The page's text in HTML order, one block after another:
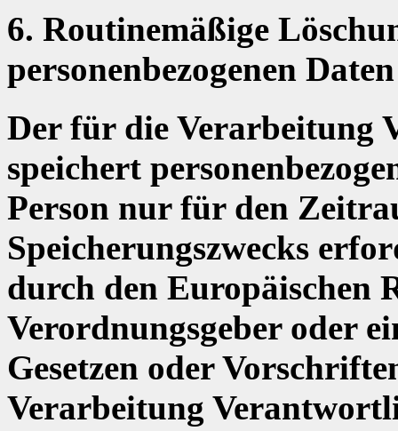
6. Routinemäßige
personenbezogenen Daten
Der für die Verarbeitung
speichert
Person nur für den
Speicherungszwecks
durch den Europäischen
Verordnungsgeber oder
Gesetzen oder
Verarbeitung